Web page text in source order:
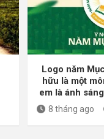
Logo năm
hữu là một
em là ánh
8 tháng ago